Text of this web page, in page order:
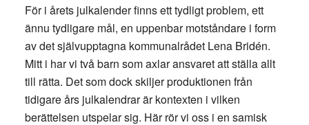
För i årets julkalender finns ett tydligt problem, ett
ännu tydligare mål, en uppenbar motståndare i form
av det självupptagna kommunalrådet Lena Bridén.
Mitt i har vi två barn som axlar ansvaret att ställa allt
till rätta. Det som dock skiljer produktionen från
tidigare års julkalendrar är kontexten i vilken
berättelsen utspelar sig. Här rör vi oss i en samisk